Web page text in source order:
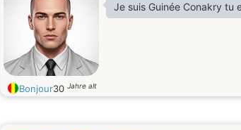
Je suis Guinée Conakry tu
Bonjour30 Jahre alt